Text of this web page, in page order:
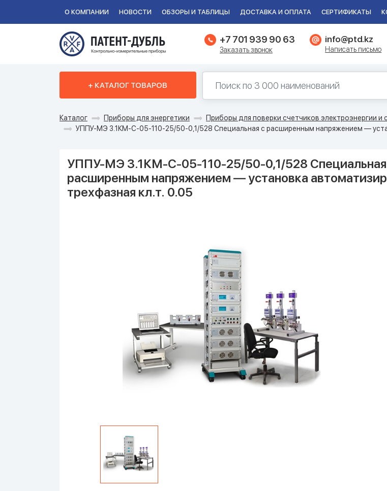
О КОМПАНИИ НОВОСТИ ОБЗОРЫ И ТАБЛИЦЫ ДОСТАВКА И ОПЛАТА СЕРТИФИКАТЫ
+7 701 939 90 63
Заказать звонок
info@ptd.kz
Написать письмо
+ КАТАЛОГ ТОВАРОВ
Каталог Приборы для энергетики
Приборы для поверки счетчиков электроэнергии
УППУ-МЭ 3.1КМ-С-05-110-25/50-0,1/528 Специальная с расширенным напряжением —
УППУ-МЭ 3.1КМ-С-05-110-25/50-0,1/528
расширенным напряжением — установка
трехфазная кл.т. 0.05